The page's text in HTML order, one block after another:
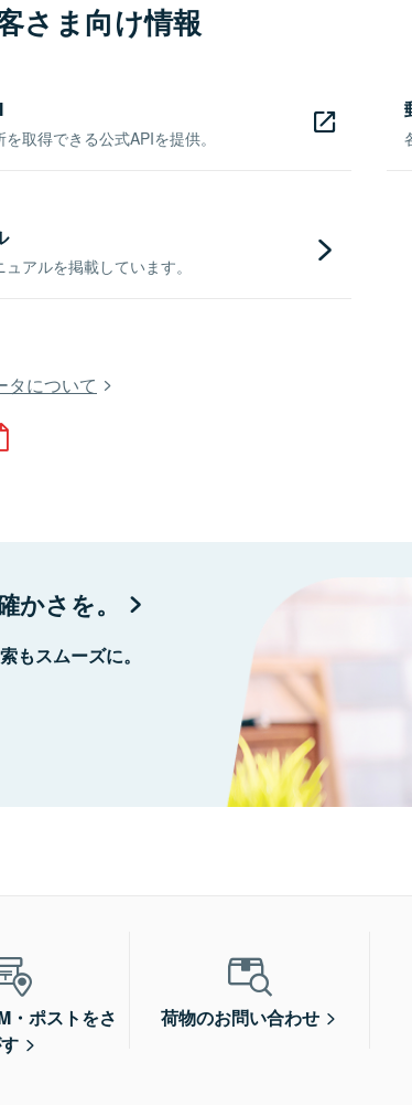
さま向け情報
取得できる公式APIを提供。
アルを掲載しています。
タについて
かさを。
もスムーズに。
・ポストをさ
荷物のお問い合わせ